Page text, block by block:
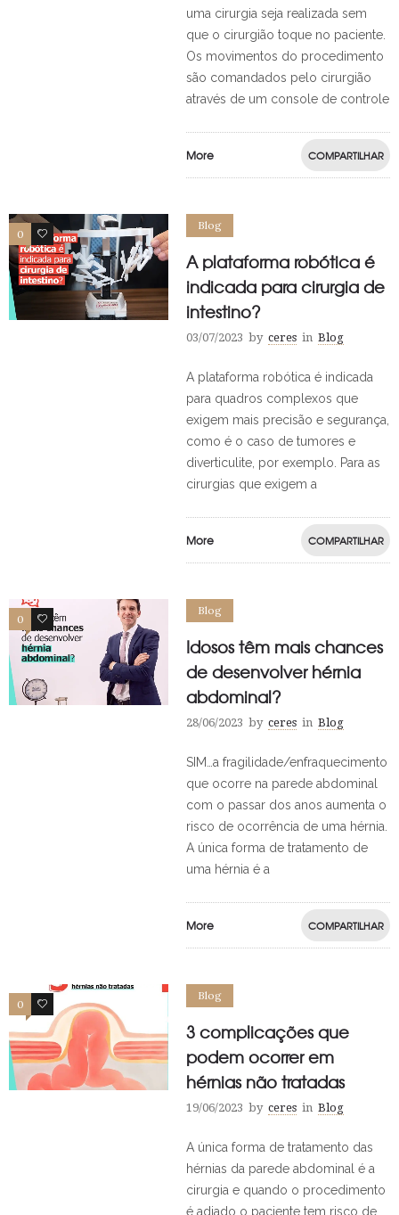
uma cirurgia seja realizada sem
que o cirurgião toque no paciente.
Os movimentos do procedimento
são comandados pelo cirurgião
através de um console de controle
More COMPARTILHAR
0 0
Blog
A plataforma robótica é
indicada para cirurgia de
intestino?
03/07/2023 by ceres in Blog
A plataforma robótica é indicada
para quadros complexos que
exigem mais precisão e segurança,
como é o caso de tumores e
diverticulite, por exemplo. Para as
cirurgias que exigem a
More COMPARTILHAR
0 0
Blog
Idosos têm mais chances
de desenvolver hérnia
abdominal?
28/06/2023 by ceres in Blog
SIM…a fragilidade/enfraquecimento
que ocorre na parede abdominal
com o passar dos anos aumenta o
risco de ocorrência de uma hérnia.
A única forma de tratamento de
uma hérnia é a
More COMPARTILHAR
0 0
Blog
3 complicações que
podem ocorrer em
hérnias não tratadas
19/06/2023 by ceres in Blog
A única forma de tratamento das
hérnias da parede abdominal é a
cirurgia e quando o procedimento
é adiado o paciente tem risco de